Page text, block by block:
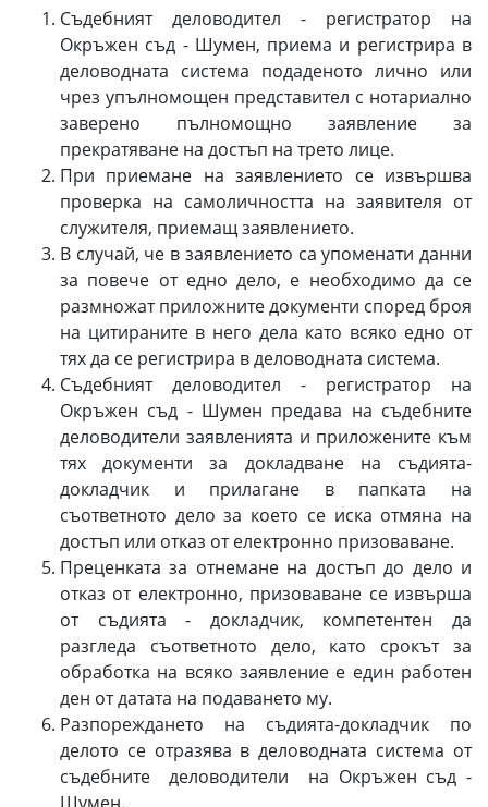
Съдебният деловодител - регистратор на
Окръжен съд - Шумен, приема и регистрира в
деловодната система подаденото лично или
чрез упълномощен представител с нотариално
заверено пълномощно заявление за
прекратяване на достъп на трето лице.
При приемане на заявлението се извършва
проверка на самоличността на заявителя от
служителя, приемащ заявлението.
В случай, че в заявлението са упоменати данни
за повече от едно дело, е необходимо да се
размножат приложните документи според броя
на цитираните в него дела като всяко едно от
тях да се регистрира в деловодната система.
Съдебният деловодител - регистратор на
Окръжен съд - Шумен предава на съдебните
деловодители заявленията и приложените към
тях документи за докладване на съдията-
докладчик и прилагане в папката на
съответното дело за което се иска отмяна на
достъп или отказ от електронно призоваване.
Преценката за отнемане на достъп до дело и
отказ от електронно, призоваване се извърша
от съдията - докладчик, компетентен да
разгледа съответното дело, като срокът за
обработка на всяко заявление е един работен
ден от датата на подаването му.
Разпореждането на съдията-докладчик по
делото се отразява в деловодната система от
съдебните деловодители на Окръжен съд -